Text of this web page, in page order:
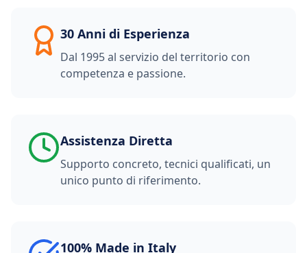
30 Anni di Esperienza
Dal 1995 al servizio del territorio con
competenza e passione.
Assistenza Diretta
Supporto concreto, tecnici qualificati, un
unico punto di riferimento.
100% Made in Italy